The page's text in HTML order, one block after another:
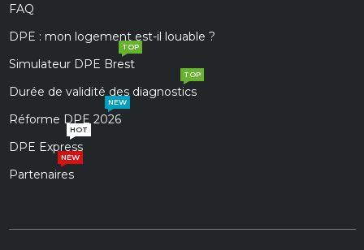
FAQ
DPE : mon logement est-il louable ?
Simulateur DPE Brest
TOP
Durée de validité des diagnostics
TOP
Réforme DPE 2026
NEW
DPE Express
HOT
Partenaires
NEW